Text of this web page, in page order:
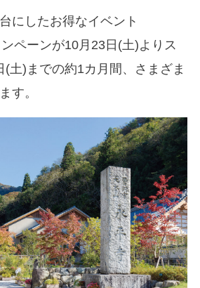
にしたお得なイベント
ンペーンが10月23日(土)よりス
(土)までの約1カ月間、さまざま
す。